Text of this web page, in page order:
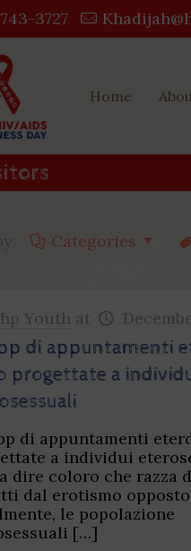
3727‬
Home
Categories
Youth at
di appuntamenti
progettate a
di appuntamenti
a individui
dire coloro che razza
dal erotismo
le popolazione
[…]